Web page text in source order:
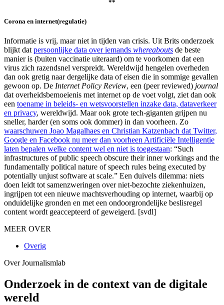
**
Corona en internet(regulatie)
Informatie is vrij, maar niet in tijden van crisis. Uit Brits onderzoek
blijkt datpersoonlijke data over iemands whereabouts de beste
manier is (buiten vaccinatie uiteraard) om te voorkomen dat een
virus zich razendsnel verspreidt. Wereldwijd hengelen overheden
dan ook gretig naar dergelijke data of eisen die in sommige gevallen
gewoon op. De Internet Policy Review, een (peer reviewed) journal
dat overheidsbemoeienis met internet op de voet volgt, ziet dan ook
een toename in beleids- en wetsvoorstellen inzake data, dataverkeer
en privacy, wereldwijd. Maar ook grote tech-giganten grijpen nu
sneller, harder (en soms ook dommer) in dan voorheen. Zo
waarschuwen Joao Magalhaes en Christian Katzenbach dat Twitter,
Google en Facebook nu meer dan voorheen Artificiële Intelligentie
laten bepalen welke content wel en niet is toegestaan: “Such
infrastructures of public speech obscure their inner workings and the
fundamentally political nature of speech rules being executed by
potentially unjust software at scale.” Een duivels dilemma: niets
doen leidt tot samenzweringen over niet-bezochte ziekenhuizen,
ingrijpen tot een nieuwe machtsverhouding op internet, waarbij op
onduidelijke gronden en met een ondoorgrondelijke beslisregel
content wordt geaccepteerd of geweigerd. [svdl]
MEER OVER
Overig
Over Journalismlab
Onderzoek in de context van de digitale
wereld